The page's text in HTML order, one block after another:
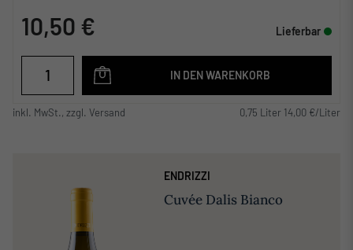
10,50 € Lieferbar
IN DEN WARENKORB
inkl. MwSt., zzgl. Versand 0,75 Liter 14,00 €/Liter
ENDRIZZI
Cuvée Dalis Bianco